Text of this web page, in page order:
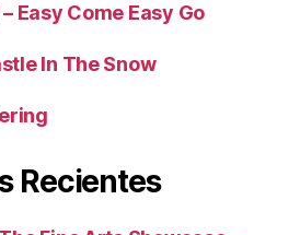
Easy Come Easy Go
In The Snow
Recientes